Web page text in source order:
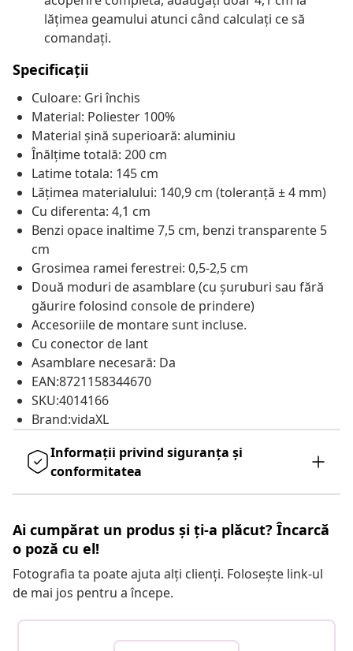
lățimea geamului atunci când calculați ce să
comandați.
Specificații
Culoare: Gri închis
Material: Poliester 100%
Material șină superioară: aluminiu
Înălțime totală: 200 cm
Latime totala: 145 cm
Lățimea materialului: 140,9 cm (toleranță ± 4 mm)
Cu diferenta: 4,1 cm
Benzi opace inaltime 7,5 cm, benzi transparente 5
cm
Grosimea ramei ferestrei: 0,5-2,5 cm
Două moduri de asamblare (cu șuruburi sau fără
găurire folosind console de prindere)
Accesoriile de montare sunt incluse.
Cu conector de lant
Asamblare necesară: Da
EAN:8721158344670
SKU:4014166
Brand:vidaXL
Informații privind siguranța și
conformitatea
Ai cumpărat un produs și ți-a plăcut? Încarcă
o poză cu el!
Fotografia ta poate ajuta alți clienți. Folosește link-ul
de mai jos pentru a începe.